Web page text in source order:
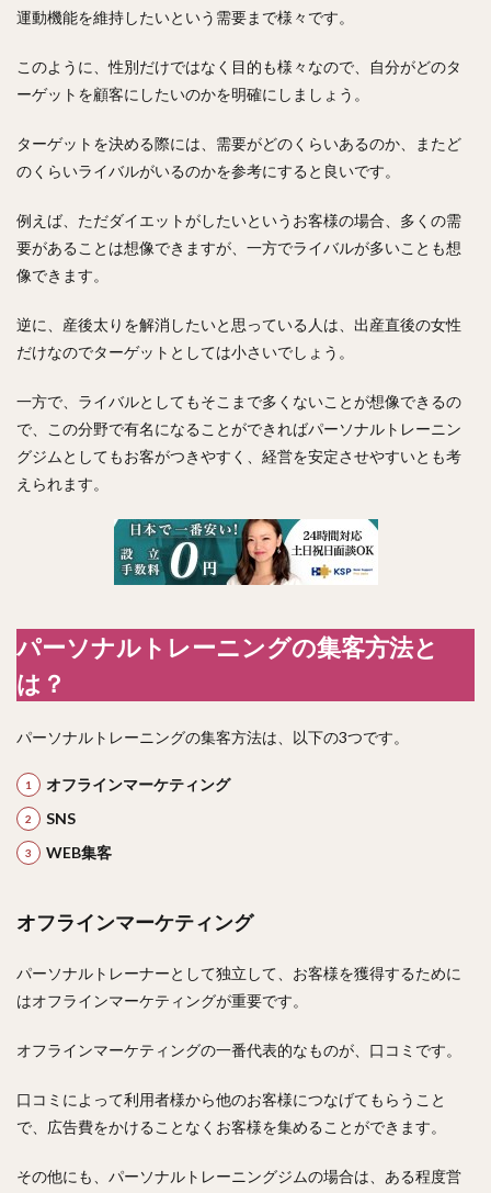
運動機能を維持したいという需要まで様々です。
このように、性別だけではなく目的も様々なので、自分がどのタ
ーゲットを顧客にしたいのかを明確にしましょう。
ターゲットを決める際には、需要がどのくらいあるのか、またど
のくらいライバルがいるのかを参考にすると良いです。
例えば、ただダイエットがしたいというお客様の場合、多くの需
要があることは想像できますが、一方でライバルが多いことも想
像できます。
逆に、産後太りを解消したいと思っている人は、出産直後の女性
だけなのでターゲットとしては小さいでしょう。
一方で、ライバルとしてもそこまで多くないことが想像できるの
で、この分野で有名になることができればパーソナルトレーニン
グジムとしてもお客がつきやすく、経営を安定させやすいとも考
えられます。
パーソナルトレーニングの集客方法と
は？
パーソナルトレーニングの集客方法は、以下の3つです。
オフラインマーケティング
SNS
WEB集客
オフラインマーケティング
パーソナルトレーナーとして独立して、お客様を獲得するために
はオフラインマーケティングが重要です。
オフラインマーケティングの一番代表的なものが、口コミです。
口コミによって利用者様から他のお客様につなげてもらうこと
で、広告費をかけることなくお客様を集めることができます。
その他にも、パーソナルトレーニングジムの場合は、ある程度営